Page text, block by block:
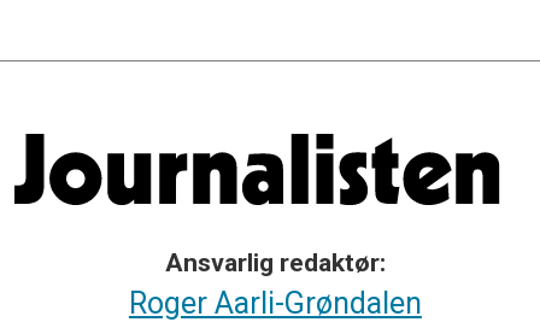
Ansvarlig redaktør:
Roger Aarli-Grøndalen